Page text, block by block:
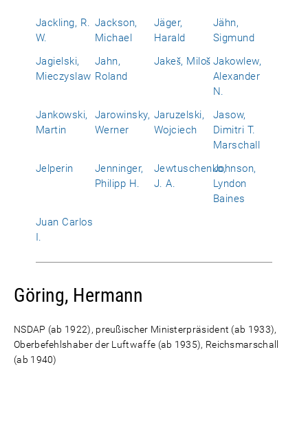
Jackling, R.
W.
Jackson,
Michael
Jäger,
Harald
Jähn,
Sigmund
Jagielski,
Mieczyslaw
Jahn,
Roland
Jakeš, Miloš Jakowlew,
Alexander
N.
Jankowski,
Martin
Jarowinsky,
Werner
Jaruzelski,
Wojciech
Jasow,
Dimitri T.
Marschall
Jelperin
Jenninger,
Philipp H.
Jewtuschenko,
J. A.
Johnson,
Lyndon
Baines
Juan Carlos
I.
Göring, Hermann
NSDAP (ab 1922), preußischer Ministerpräsident (ab 1933),
Oberbefehlshaber der Luftwaffe (ab 1935), Reichsmarschall
(ab 1940)